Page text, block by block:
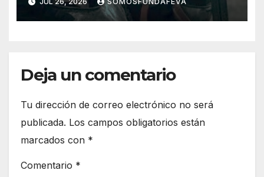
mejor las futuras
Deja un comentario
Tu dirección de correo electrónico no será
publicada. Los campos obligatorios están
marcados con *
Comentario *